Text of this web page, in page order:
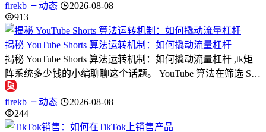
firekb 动态
2026-08-08
913
揭秘 YouTube Shorts 算法运转机制：如何撬动流量杠杆
揭秘 YouTube Shorts 算法运转机制：如何撬动流量杠杆 ,tk矩
阵系统多少钱的小编聊聊这个话题。 YouTube 算法在筛选 S…
firekb 动态
2026-08-08
244